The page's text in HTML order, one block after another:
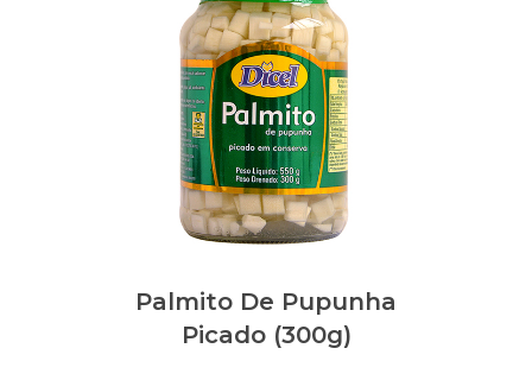
Palmito De Pupunha
Picado (300g)